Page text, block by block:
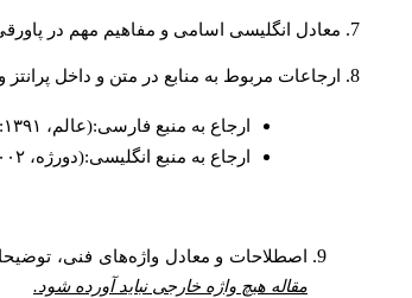
معادل انگلیسی اسامی و مفاهیم مهم در
ارجاعات مربوط به منابع در متن و داخل
ارجاع به منبع فارسی:(عالم، ۱۳۹۱: ۱۰۳)
ارجاع به منبع انگلیسی:(دورژه، ۲۰۰۲: ۳۲۶-۳۲۷)
اصطلاحات و معادل واژه‌های فنی،
مقاله هیچ واژه خارجی نباید آورده شود.